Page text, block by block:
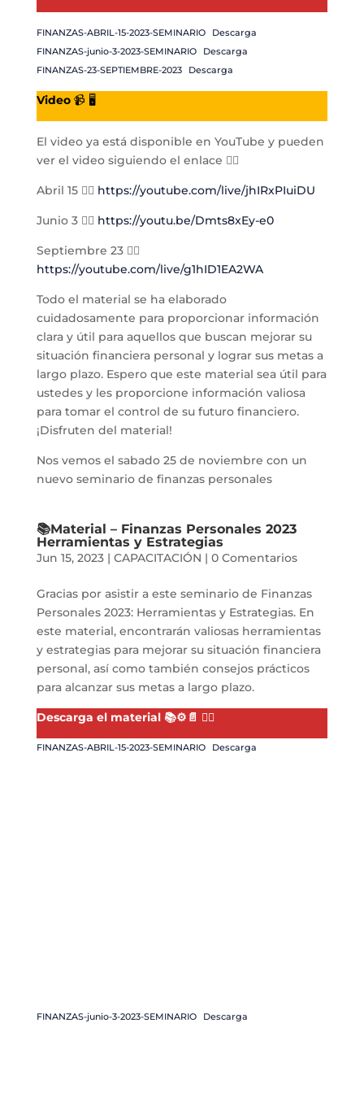
FINANZAS-ABRIL-15-2023-SEMINARIO
Descarga
FINANZAS-junio-3-2023-SEMINARIO
Descarga
FINANZAS-23-SEPTIEMBRE-2023
Descarga
Video📹 🖥️
El video ya está disponible en YouTube y pueden
ver el video siguiendo el enlace 👉🏻
Abril 15 👉🏻 https://youtube.com/live/jhIRxPIuiDU
Junio 3 👉🏻 https://youtu.be/Dmts8xEy-e0
Septiembre 23 👉🏻
https://youtube.com/live/g1hID1EA2WA
Todo el material se ha elaborado
cuidadosamente para proporcionar información
clara y útil para aquellos que buscan mejorar su
situación financiera personal y lograr sus metas a
largo plazo. Espero que este material sea útil para
ustedes y les proporcione información valiosa
para tomar el control de su futuro financiero.
¡Disfruten del material!
Nos vemos el sabado 25 de noviembre con un
nuevo seminario de finanzas personales
📚Material – Finanzas Personales 2023
Herramientas y Estrategias
Jun 15, 2023| CAPACITACIÓN | 0 Comentarios
Gracias por asistir a este seminario de Finanzas
Personales 2023: Herramientas y Estrategias. En
este material, encontrarán valiosas herramientas
y estrategias para mejorar su situación financiera
personal, así como también consejos prácticos
para alcanzar sus metas a largo plazo.
Descarga el material 📚⚙️📄 👇🏻
FINANZAS-ABRIL-15-2023-SEMINARIO Descarga
FINANZAS-junio-3-2023-SEMINARIO Descarga